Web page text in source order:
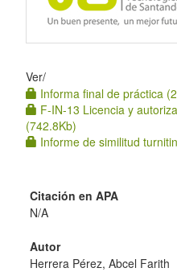
Ver/
Informa final de práctica
F-IN-13 Licencia y
(742.8Kb)
Informe de similitud
Citación en APA
N/A
Autor
Herrera Pérez, Abcel Farith